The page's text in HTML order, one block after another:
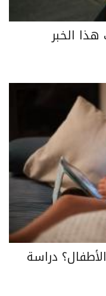
الخبر
دراسة